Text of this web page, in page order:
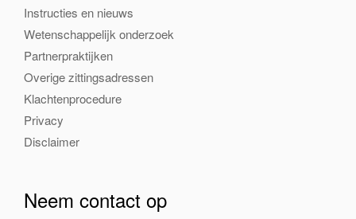
Instructies en nieuws
Wetenschappelijk onderzoek
Partnerpraktijken
Overige zittingsadressen
Klachtenprocedure
Privacy
Disclaimer
Neem contact op